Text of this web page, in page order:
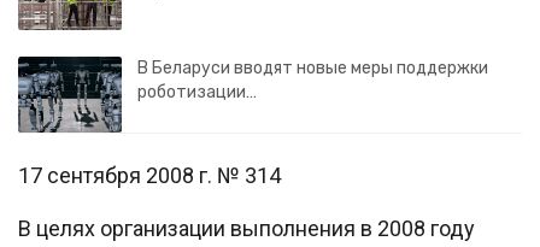
В Беларуси вводят новые меры поддержки
роботизации…
17 сентября 2008 г. № 314
В целях организации выполнения в 2008 году